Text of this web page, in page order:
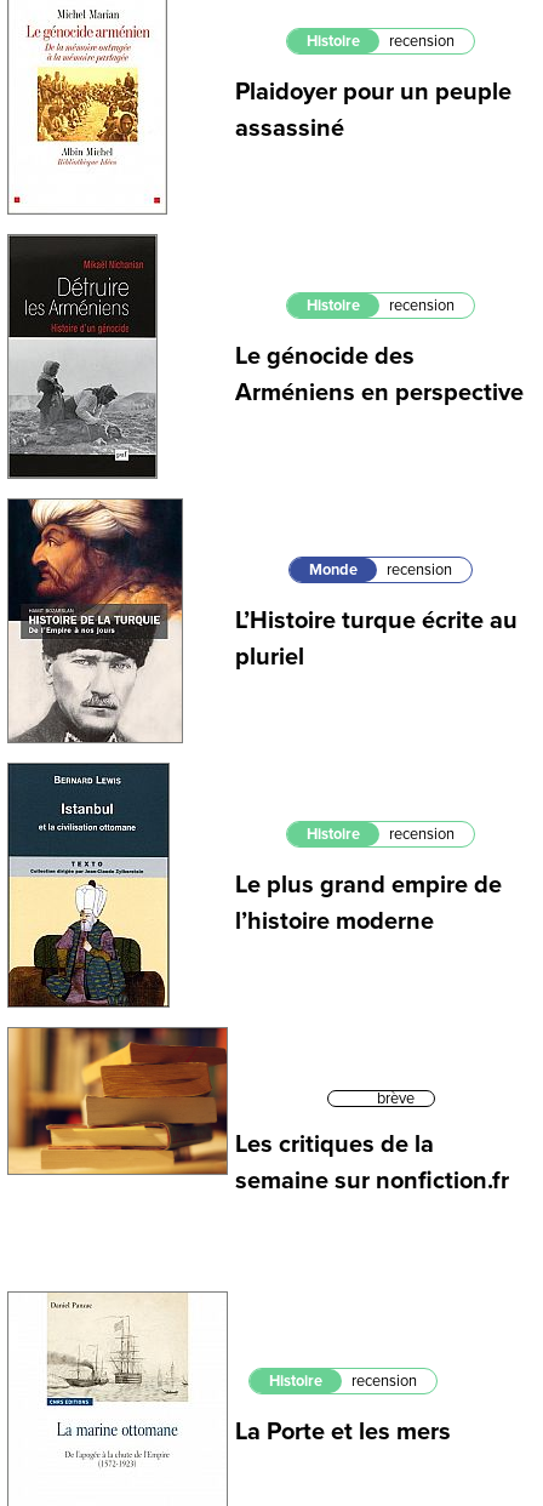
Histoire recension
Plaidoyer pour un peuple
assassiné
Histoire recension
Le génocide des
Arméniens en perspective
Monde recension
L’Histoire turque écrite au
pluriel
Histoire recension
Le plus grand empire de
l’histoire moderne
brève
Les critiques de la
semaine sur nonfiction.fr
Histoire recension
La Porte et les mers